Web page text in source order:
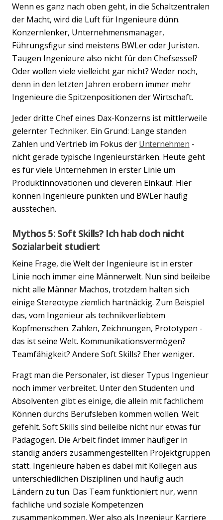
Wenn es ganz nach oben geht, in die Schaltzentralen
der Macht, wird die Luft für Ingenieure dünn.
Konzernlenker, Unternehmensmanager,
Führungsfigur sind meistens BWLer oder Juristen.
Taugen Ingenieure also nicht für den Chefsessel?
Oder wollen viele vielleicht gar nicht? Weder noch,
denn in den letzten Jahren erobern immer mehr
Ingenieure die Spitzenpositionen der Wirtschaft.
Jeder dritte Chef eines Dax-Konzerns ist mittlerweile
gelernter Techniker. Ein Grund: Lange standen
Zahlen und Vertrieb im Fokus der Unternehmen -
nicht gerade typische Ingenieurstärken. Heute geht
es für viele Unternehmen in erster Linie um
Produktinnovationen und cleveren Einkauf. Hier
können Ingenieure punkten und BWLer häufig
ausstechen.
Mythos 5: Soft Skills? Ich hab doch nicht
Sozialarbeit studiert
Keine Frage, die Welt der Ingenieure ist in erster
Linie noch immer eine Männerwelt. Nun sind beileibe
nicht alle Männer Machos, trotzdem halten sich
einige Stereotype ziemlich hartnäckig. Zum Beispiel
das, vom Ingenieur als technikverliebtem
Kopfmenschen. Zahlen, Zeichnungen, Prototypen -
das ist seine Welt. Kommunikationsvermögen?
Teamfähigkeit? Andere Soft Skills? Eher weniger.
Fragt man die Personaler, ist dieser Typus Ingenieur
noch immer verbreitet. Unter den Studenten und
Absolventen gibt es einige, die allein mit fachlichem
Können durchs Berufsleben kommen wollen. Weit
gefehlt. Soft Skills sind beileibe nicht nur etwas für
Pädagogen. Die Arbeit findet immer häufiger in
ständig anders zusammengestellten Projektgruppen
statt. Ingenieure haben es dabei mit Kollegen aus
unterschiedlichen Disziplinen und häufig auch
Ländern zu tun. Das Team funktioniert nur, wenn
fachliche und soziale Kompetenzen
zusammenkommen. Wer also als Ingenieur Karriere